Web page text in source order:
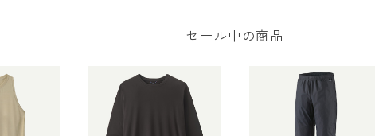
セール中の商品